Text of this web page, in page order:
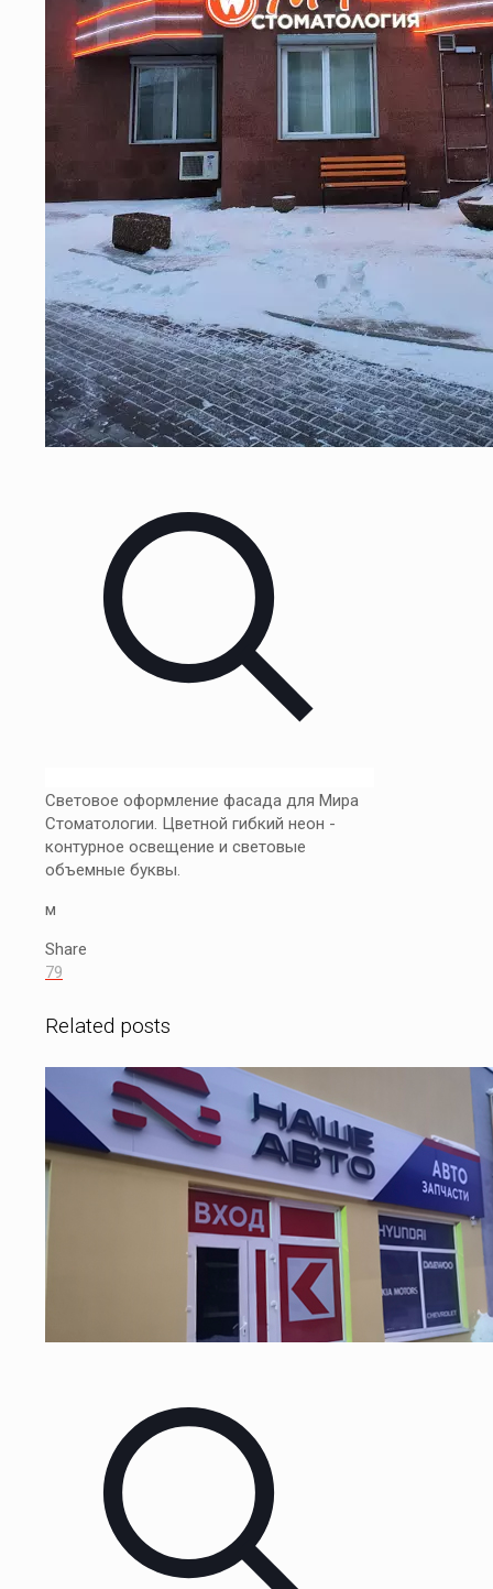
Световое оформление фасада для Мира
Стоматологии. Цветной гибкий неон -
контурное освещение и световые
объемные буквы.
м
Share
79
Related posts